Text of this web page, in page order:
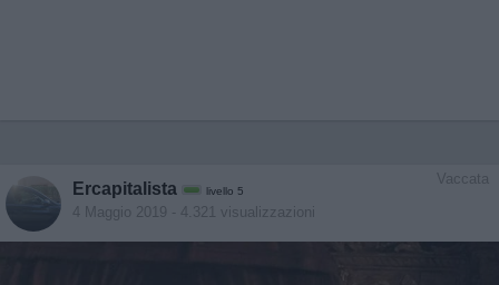
Vaccata
Ercapitalista livello 5
4 Maggio 2019 - 4.321 visualizzazioni